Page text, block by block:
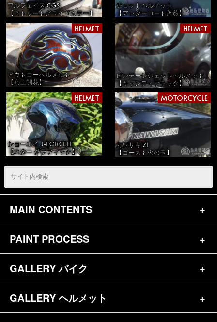
フルフェイス CGS
【ストリートグライドカラー】
ジェットヘルメット
【アンダーコート薔薇】
HELMET
アウトローヘルメット
【嶺上開花】
HELMET
ビンテージジェットヘルメット
【キャンディブラック】
HELMET
ショーエイ J-FORCEⅢ
【スター グラフィック】
MOTORCYCLE
カワサキ Z1
【ゴースト火の玉】
MAIN CONTENTS
トップページ
お問合せ
参考価格
PAINT PROCESS
バイク（180）
ヘルメット（84）
GALLERY バイク
バイク一覧（184）
GALLERY ヘルメット